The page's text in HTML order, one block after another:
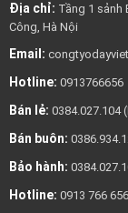
Địa chỉ: Tầng 1 sảnh
Công, Hà Nội
Email:
Hotline: 0913766656
Bán lẻ: 0384.027.104
Bán buôn:
Bảo hành:
Hotline: 0913 766 656